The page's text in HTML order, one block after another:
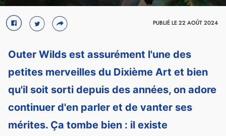
PUBLIÉ LE 22 AOÛT 2024
Outer Wilds est assurément l'une des
petites merveilles du Dixième Art et bien
qu'il soit sorti depuis des années, on adore
continuer d'en parler et de vanter ses
mérites. Ça tombe bien : il existe